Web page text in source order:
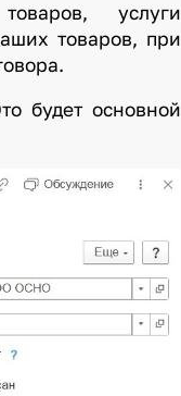
услуги
товаров, при
будет основной